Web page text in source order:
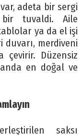
adeta bir sergi
bir tuvaldi. Aile
ya da el işi
merdiveni
çevirir. Düzensiz
en doğal ve
saksı